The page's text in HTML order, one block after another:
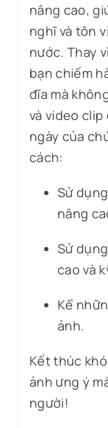
nâng cao,
nghĩ và tôn
nước. Thay
bạn chiếm
đĩa mà
và video
ngày của
cách:
Sử
nâng
Sử
cao và
Kể
ảnh.
Kết thúc
ảnh ưng ý
người!